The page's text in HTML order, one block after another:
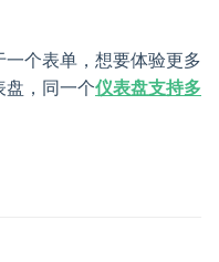
个表单，想要体验更多
，同一个仪表盘支持多